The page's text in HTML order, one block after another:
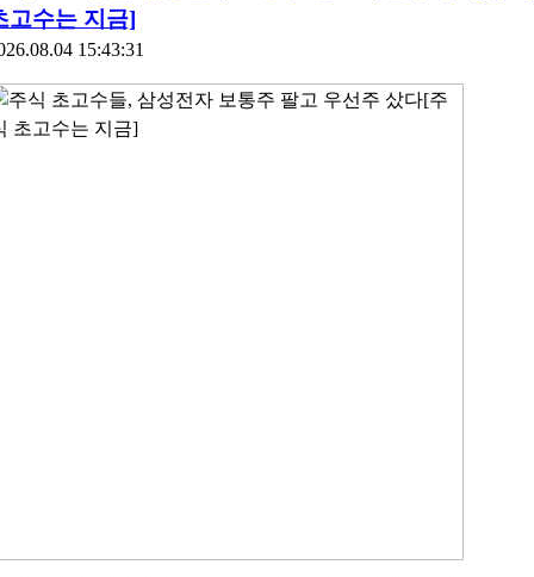
고수는 지금]
15:43:31